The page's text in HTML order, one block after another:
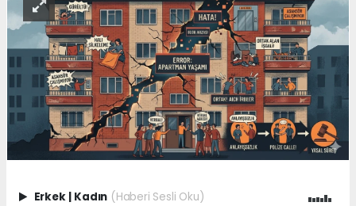
Erkek | Kadın (Haberi Sesli Oku)